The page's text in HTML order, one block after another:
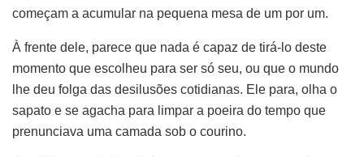
começam a acumular na pequena mesa de um por um.
À frente dele, parece que nada é capaz de tirá-lo deste
momento que escolheu para ser só seu, ou que o mundo
lhe deu folga das desilusões cotidianas. Ele para, olha o
sapato e se agacha para limpar a poeira do tempo que
prenunciava uma camada sob o courino.